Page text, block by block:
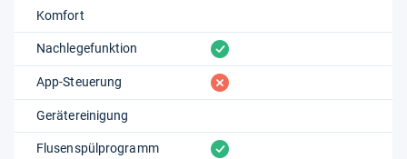
Komfort
Nachlegefunktion vorhanden
App-Steuerung fehlt
Gerätereinigung
Flusenspülprogramm vorhanden